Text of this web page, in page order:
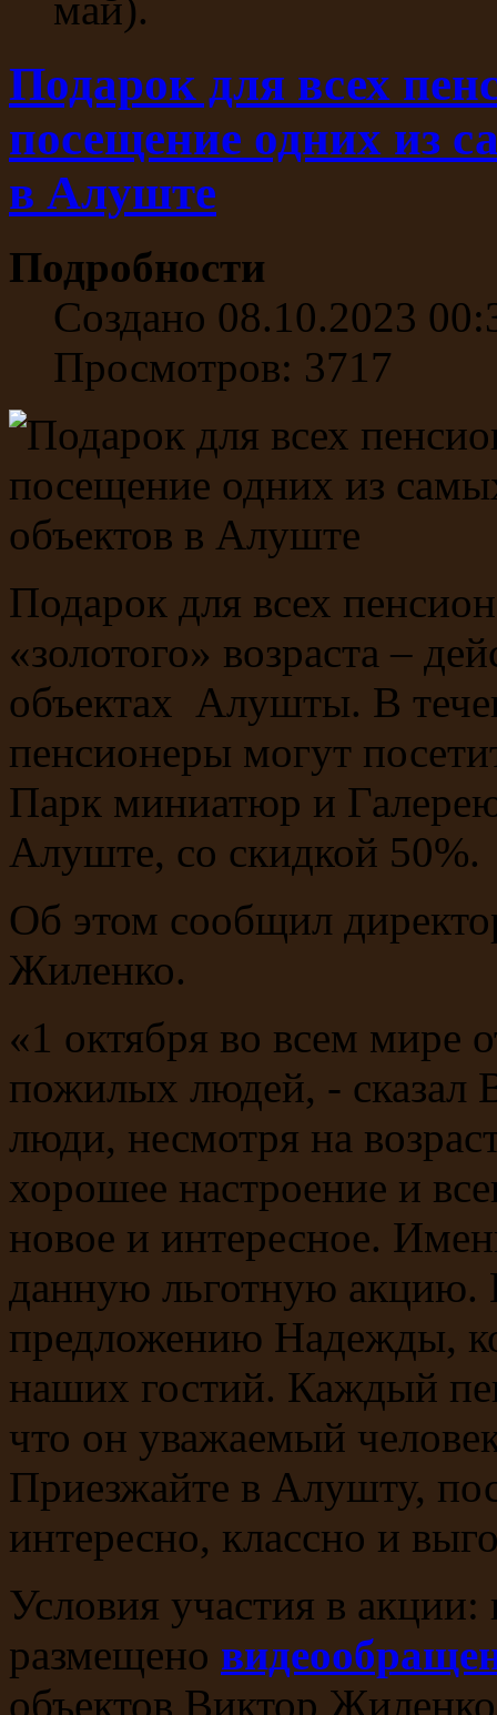
май).
Подарок для всех
посещение одних из
в Алуште
Подробности
Создано 08.10.2023
Просмотров: 3717
Подарок для всех
«золотого» возраста –
объектах Алушты. В
пенсионеры могут
Парк миниатюр и
Алуште, со скидкой 50%.
Об этом сообщил
Жиленко.
«1 октября во всем
пожилых людей, -
люди, несмотря на
хорошее настроение и
новое и интересное.
данную льготную акцию.
предложению Надежды,
наших гостий. Каждый
что он уважаемый
Приезжайте в Алушту,
интересно, классно и
Условия участия в
размещено
объектов Виктор